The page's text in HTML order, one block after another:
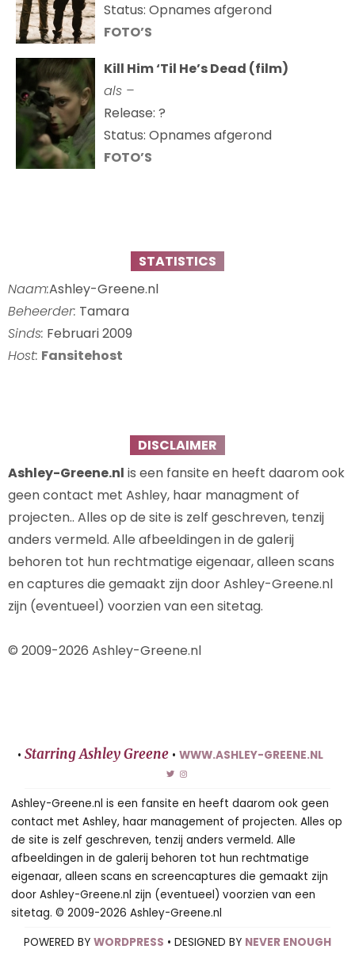
Status: Opnames afgerond
FOTO’S
Kill Him ‘Til He’s Dead (film)
als –
Release: ?
Status: Opnames afgerond
FOTO’S
STATISTICS
Naam:Ashley-Greene.nl
Beheerder: Tamara
Sinds: Februari 2009
Host: Fansitehost
DISCLAIMER
Ashley-Greene.nl is een fansite en heeft daarom ook
geen contact met Ashley, haar managment of
projecten.. Alles op de site is zelf geschreven, tenzij
anders vermeld. Alle afbeeldingen in de galerij
behoren tot hun rechtmatige eigenaar, alleen scans
en captures die gemaakt zijn door Ashley-Greene.nl
zijn (eventueel) voorzien van een sitetag.
© 2009-2026 Ashley-Greene.nl
• Starring Ashley Greene • WWW.ASHLEY-GREENE.NL
Ashley-Greene.nl is een fansite en heeft daarom ook geen
contact met Ashley, haar management of projecten. Alles op
de site is zelf geschreven, tenzij anders vermeld. Alle
afbeeldingen in de galerij behoren tot hun rechtmatige
eigenaar, alleen scans en screencaptures die gemaakt zijn
door Ashley-Greene.nl zijn (eventueel) voorzien van een
sitetag. © 2009-2026 Ashley-Greene.nl
POWERED BY WORDPRESS • DESIGNED BY NEVER ENOUGH